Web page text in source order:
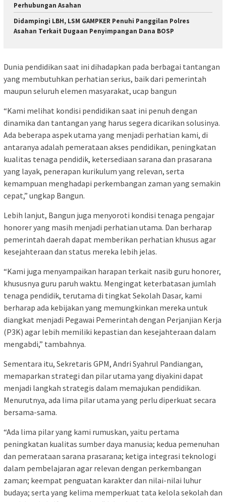
Perhubungan Asahan
Didampingi LBH, LSM GAMPKER Penuhi Panggilan Polres
Asahan Terkait Dugaan Penyimpangan Dana BOSP
Dunia pendidikan saat ini dihadapkan pada berbagai tantangan
yang membutuhkan perhatian serius, baik dari pemerintah
maupun seluruh elemen masyarakat, ucap bangun
“Kami melihat kondisi pendidikan saat ini penuh dengan
dinamika dan tantangan yang harus segera dicarikan solusinya.
Ada beberapa aspek utama yang menjadi perhatian kami, di
antaranya adalah pemerataan akses pendidikan, peningkatan
kualitas tenaga pendidik, ketersediaan sarana dan prasarana
yang layak, penerapan kurikulum yang relevan, serta
kemampuan menghadapi perkembangan zaman yang semakin
cepat,” ungkap Bangun.
Lebih lanjut, Bangun juga menyoroti kondisi tenaga pengajar
honorer yang masih menjadi perhatian utama. Dan berharap
pemerintah daerah dapat memberikan perhatian khusus agar
kesejahteraan dan status mereka lebih jelas.
“Kami juga menyampaikan harapan terkait nasib guru honorer,
khususnya guru paruh waktu. Mengingat keterbatasan jumlah
tenaga pendidik, terutama di tingkat Sekolah Dasar, kami
berharap ada kebijakan yang memungkinkan mereka untuk
diangkat menjadi Pegawai Pemerintah dengan Perjanjian Kerja
(P3K) agar lebih memiliki kepastian dan kesejahteraan dalam
mengabdi,” tambahnya.
Sementara itu, Sekretaris GPM, Andri Syahrul Pandiangan,
memaparkan strategi dan pilar utama yang diyakini dapat
menjadi langkah strategis dalam memajukan pendidikan.
Menurutnya, ada lima pilar utama yang perlu diperkuat secara
bersama-sama.
“Ada lima pilar yang kami rumuskan, yaitu pertama
peningkatan kualitas sumber daya manusia; kedua pemenuhan
dan pemerataan sarana prasarana; ketiga integrasi teknologi
dalam pembelajaran agar relevan dengan perkembangan
zaman; keempat penguatan karakter dan nilai-nilai luhur
budaya; serta yang kelima memperkuat tata kelola sekolah dan